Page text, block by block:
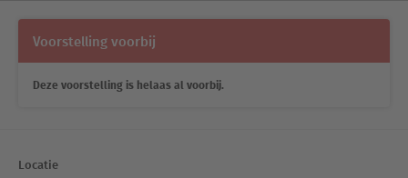
Voorstelling voorbij
Deze voorstelling is helaas al voorbij.
Locatie